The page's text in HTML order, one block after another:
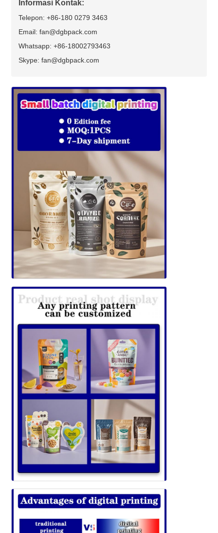
Informasi Kontak:
Telepon: +86-180 0279 3463
Email: fan@dgbpack.com
Whatsapp: +86-18002793463
Skype: fan@dgbpack.com